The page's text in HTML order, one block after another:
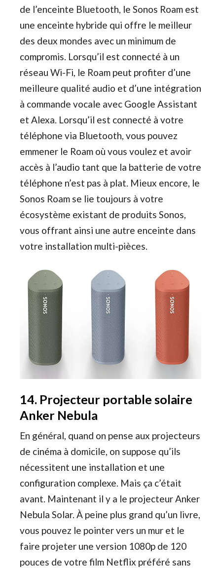
de l’enceinte Bluetooth, le Sonos Roam est
une enceinte hybride qui offre le meilleur
des deux mondes avec un minimum de
compromis. Lorsqu’il est connecté à un
réseau Wi-Fi, le Roam peut profiter d’une
meilleure qualité audio et d’une intégration
à commande vocale avec Google Assistant
et Alexa. Lorsqu’il est connecté à votre
téléphone via Bluetooth, vous pouvez
emmener le Roam où vous voulez et avoir
accès à l’audio tant que la batterie de votre
téléphone n’est pas à plat. Mieux encore, le
Sonos Roam se lie toujours à votre
écosystème existant de produits Sonos,
vous offrant ainsi une autre enceinte dans
votre installation multi-pièces.
14. Projecteur portable solaire
Anker Nebula
En général, quand on pense aux projecteurs
de cinéma à domicile, on suppose qu’ils
nécessitent une installation et une
configuration complexe. Mais ça c’était
avant. Maintenant il y a le projecteur Anker
Nebula Solar. À peine plus grand qu’un livre,
vous pouvez le pointer vers un mur et le
faire projeter une version 1080p de 120
pouces de votre film Netflix préféré sans